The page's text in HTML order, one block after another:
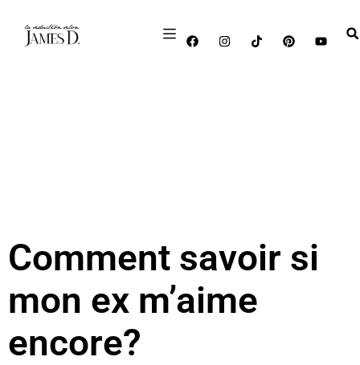
Comment savoir si
mon ex m’aime
encore?